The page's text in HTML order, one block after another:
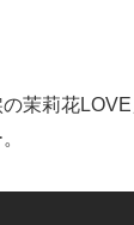
茉莉花